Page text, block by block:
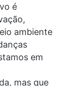
é
ambiente
em
mas que